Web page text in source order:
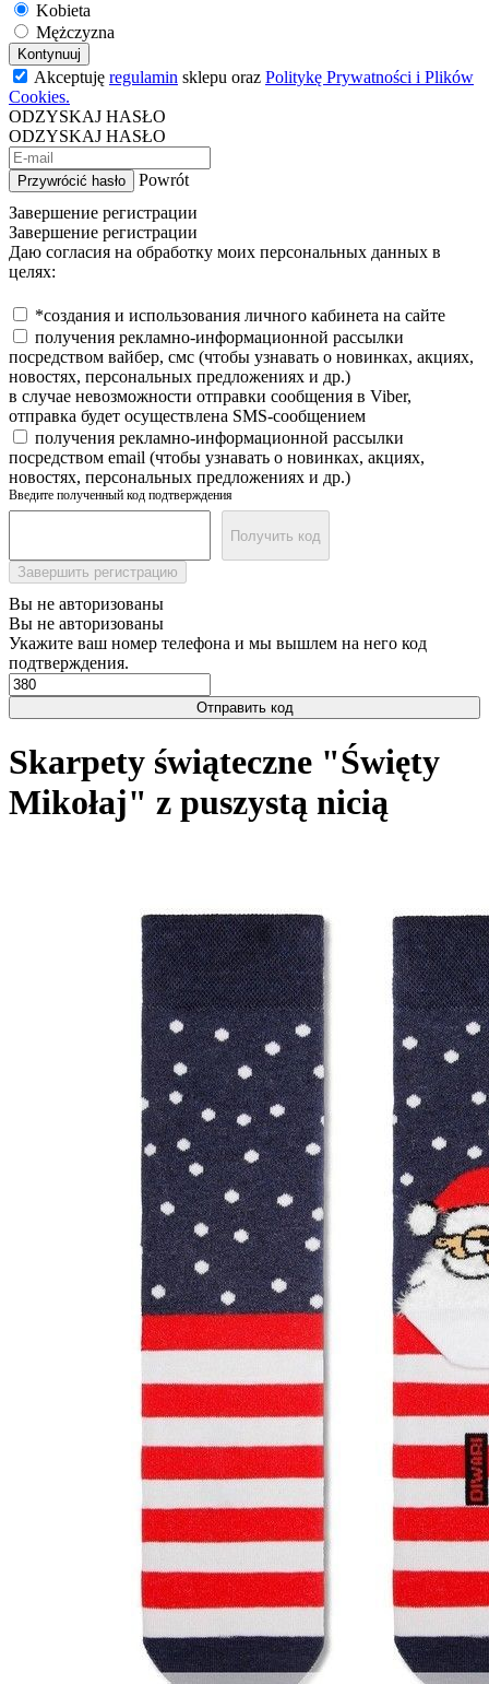
Kobieta
Mężczyzna
Kontynuuj
Akceptuję regulamin sklepu oraz Politykę Prywatności i Plików
Cookies.
ODZYSKAJ HASŁO
ODZYSKAJ HASŁO
Przywrócić hasło
Powrót
Завершение регистрации
Завершение регистрации
Даю согласия на обработку моих персональных данных в
целях:
*создания и использования личного кабинета на сайте
получения рекламно-информационной рассылки
посредством вайбер, смс (чтобы узнавать о новинках, акциях,
новостях, персональных предложениях и др.)
в случае невозможности отправки сообщения в Viber,
отправка будет осуществлена SMS-сообщением
получения рекламно-информационной рассылки
посредством email (чтобы узнавать о новинках, акциях,
новостях, персональных предложениях и др.)
Введите полученный код подтверждения
Получить код
Завершить регистрацию
Вы не авторизованы
Вы не авторизованы
Укажите ваш номер телефона и мы вышлем на него код
подтверждения.
Отправить код
Skarpety świąteczne "Święty
Mikołaj" z puszystą nicią